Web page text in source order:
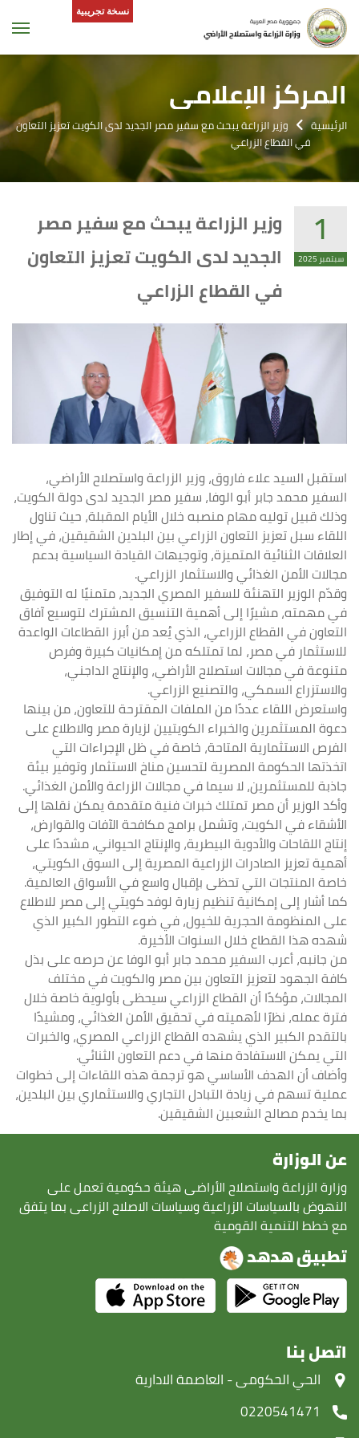
نسخة تجريبية
المركز الإعلامى
الرئيسية
وزير الزراعة يبحث مع سفير مصر الجديد لدى الكويت تعزيز التعاون
في القطاع الزراعي
1
سبتمبر 2025
وزير الزراعة يبحث مع سفير مصر
الجديد لدى الكويت تعزيز التعاون
في القطاع الزراعي
استقبل السيد علاء فاروق، وزير الزراعة واستصلاح الأراضي،
السفير محمد جابر أبو الوفا، سفير مصر الجديد لدى دولة الكويت،
وذلك قبيل توليه مهام منصبه خلال الأيام المقبلة، حيث تناول
اللقاء سبل تعزيز التعاون الزراعي بين البلدين الشقيقين، في إطار
العلاقات الثنائية المتميزة، وتوجيهات القيادة السياسية بدعم
مجالات الأمن الغذائي والاستثمار الزراعي.
وقدّم الوزير التهنئة للسفير المصري الجديد، متمنيًا له التوفيق
في مهمته، مشيرًا إلى أهمية التنسيق المشترك لتوسيع آفاق
التعاون في القطاع الزراعي، الذي يُعد من أبرز القطاعات الواعدة
للاستثمار في مصر، لما تمتلكه من إمكانيات كبيرة وفرص
متنوعة في مجالات استصلاح الأراضي، والإنتاج الداجني،
والاستزراع السمكي، والتصنيع الزراعي.
واستعرض اللقاء عددًا من الملفات المقترحة للتعاون، من بينها
دعوة المستثمرين والخبراء الكويتيين لزيارة مصر والاطلاع على
الفرص الاستثمارية المتاحة، خاصة في ظل الإجراءات التي
اتخذتها الحكومة المصرية لتحسين مناخ الاستثمار وتوفير بيئة
جاذبة للمستثمرين، لا سيما في مجالات الزراعة والأمن الغذائي.
وأكد الوزير أن مصر تمتلك خبرات فنية متقدمة يمكن نقلها إلى
الأشقاء في الكويت، وتشمل برامج مكافحة الآفات والقوارض،
إنتاج اللقاحات والأدوية البيطرية، والإنتاج الحيواني، مشددًا على
أهمية تعزيز الصادرات الزراعية المصرية إلى السوق الكويتي،
خاصة المنتجات التي تحظى بإقبال واسع في الأسواق العالمية.
كما أشار إلى إمكانية تنظيم زيارة لوفد كويتي إلى مصر للاطلاع
على المنظومة الحجرية للخيول، في ضوء التطور الكبير الذي
شهده هذا القطاع خلال السنوات الأخيرة.
من جانبه، أعرب السفير محمد جابر أبو الوفا عن حرصه على بذل
كافة الجهود لتعزيز التعاون بين مصر والكويت في مختلف
المجالات، مؤكدًا أن القطاع الزراعي سيحظى بأولوية خاصة خلال
فترة عمله، نظرًا لأهميته في تحقيق الأمن الغذائي، ومشيدًا
بالتقدم الكبير الذي يشهده القطاع الزراعي المصري، والخبرات
التي يمكن الاستفادة منها في دعم التعاون الثنائي.
وأضاف أن الهدف الأساسي هو ترجمة هذه اللقاءات إلى خطوات
عملية تسهم في زيادة التبادل التجاري والاستثماري بين البلدين،
بما يخدم مصالح الشعبين الشقيقين.
عن الوزارة
وزارة الزراعة واستصلاح الأراضى هيئة حكومية تعمل على
النهوض بالسياسات الزراعية وسياسات الاصلاح الزراعى بما يتفق
مع خطط التنمية القومية
تطبيق هدهد
اتصل بنا
‏الحي الحكومى - العاصمة الادارية
0220541471